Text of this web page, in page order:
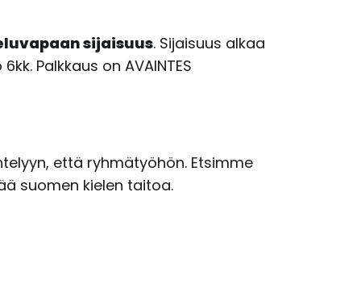
sijaisuus. Sijaisuus alkaa
Palkkaus on AVAINTES
että ryhmätyöhön. Etsimme
suomen kielen taitoa.